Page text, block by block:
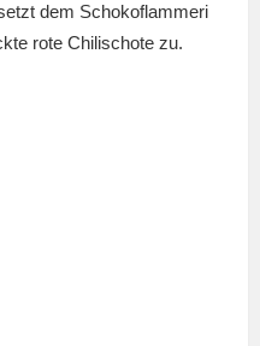
dem Schokoflammeri
rote Chilischote zu.